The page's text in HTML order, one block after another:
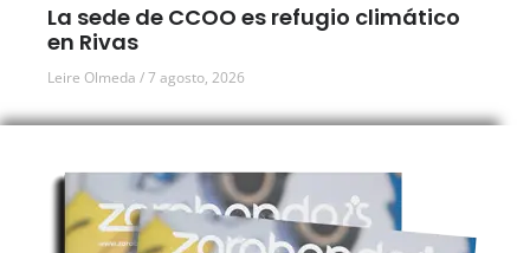
La sede de CCOO es refugio climático
en Rivas
Leire Olmeda 7 agosto, 2026